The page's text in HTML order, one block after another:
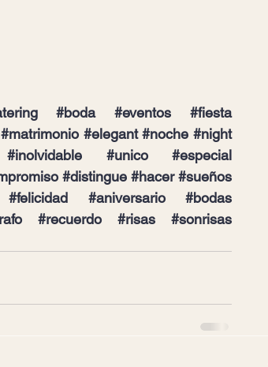
#boda #eventos
#fiesta
#matrimonio #elegant #noche #night
#inolvidable #unico
#especial
#distingue #hacer #sueños
#felicidad #aniversario
#bodas
#recuerdo #risas
#sonrisas